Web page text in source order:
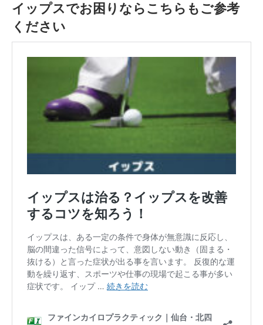
イップスでお困りならこちらもご参考
ください